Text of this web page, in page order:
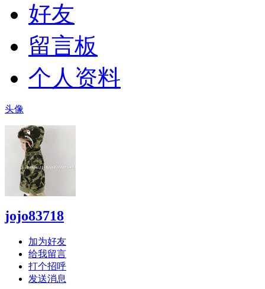
好友
留言板
个人资料
头像
jojo83718
加为好友
给我留言
打个招呼
发送消息